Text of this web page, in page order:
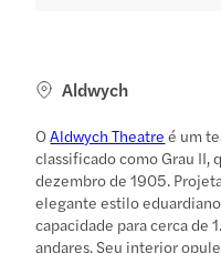
Aldwych
OAldwych Theatre é um
classificado como Grau II,
dezembro de 1905.
elegante estilo
capacidade para cerca de
andares. Seu interior